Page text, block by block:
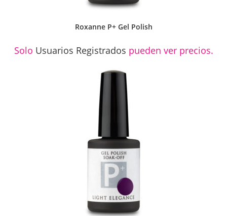
Roxanne P+ Gel Polish
Solo Usuarios Registrados pueden ver precios.